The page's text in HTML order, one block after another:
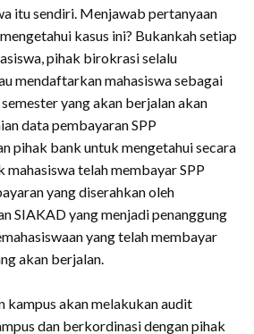
itu sendiri. Menjawab pertanyaan
kasus ini? Bukankah setiap
pihak birokrasi selalu
mendaftarkan mahasiswa sebagai
yang akan berjalan akan
data pembayaran SPP
pihak bank untuk mengetahui secara
mahasiswa telah membayar SPP
yang diserahkan oleh
SIAKAD yang menjadi penanggung
yang telah membayar
akan berjalan.
kampus akan melakukan audit
dan berkordinasi dengan pihak